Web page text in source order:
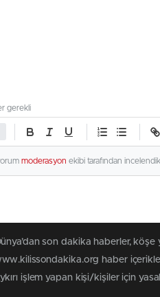
gerekli
moderasyon ekibi tarafından
son dakika haberler,
haber
işlem yapan kişi/kişiler için